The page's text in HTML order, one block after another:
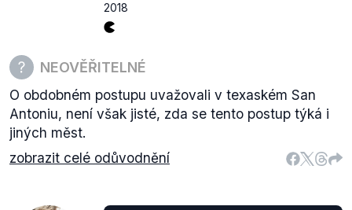
2018
NEOVĚŘITELNÉ
O obdobném postupu uvažovali v texaském San
Antoniu, není však jisté, zda se tento postup týká i
jiných měst.
zobrazit celé odůvodnění